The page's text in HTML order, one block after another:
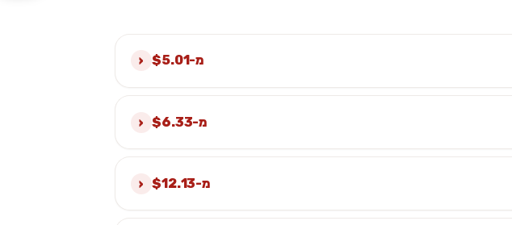
מ-$5.01 ›
מ-$6.33 ›
מ-$12.13 ›